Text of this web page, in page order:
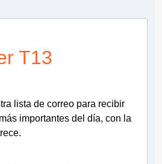
T13
lista de correo para recibir
importantes del día, con la